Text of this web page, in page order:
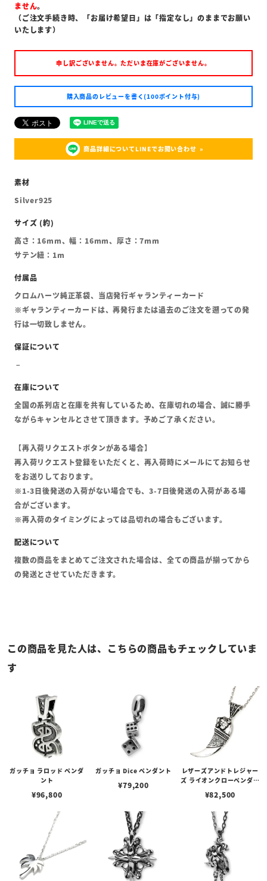
ません。
（ご注文手続き時、「お届け希望日」は「指定なし」のままでお願い
いたします）
申し訳ございません。ただいま在庫がございません。
購入商品のレビューを書く(100ポイント付与)
商品詳細についてLINEでお問い合わせ
Silver925
高さ：16mm、幅：16mm、厚さ：7mm
サテン紐：1m
クロムハーツ純正革袋、当店発行ギャランティーカード
※ギャランティーカードは、再発行または過去のご注文を遡っての発
行は一切致しません。
全国の系列店と在庫を共有しているため、在庫切れの場合、誠に勝手
ながらキャンセルとさせて頂きます。予めご了承ください。
【再入荷リクエストボタンがある場合】
再入荷リクエスト登録をいただくと、再入荷時にメールにてお知らせ
をお送りしております。
※1-3日後発送の入荷がない場合でも、3-7日後発送の入荷がある場
合がございます。
※再入荷のタイミングによっては品切れの場合もございます。
複数の商品をまとめてご注文された場合は、全ての商品が揃ってから
の発送とさせていただきます。
この商品を見た人は、こちらの商品もチェックしていま
す
ガッチョ ラロッド ペンダ
ント
¥96,800
ガッチョ Dice ペンダント
¥79,200
レザーズアンドトレジャー
ズ ライオンクローペンダン
¥82,500